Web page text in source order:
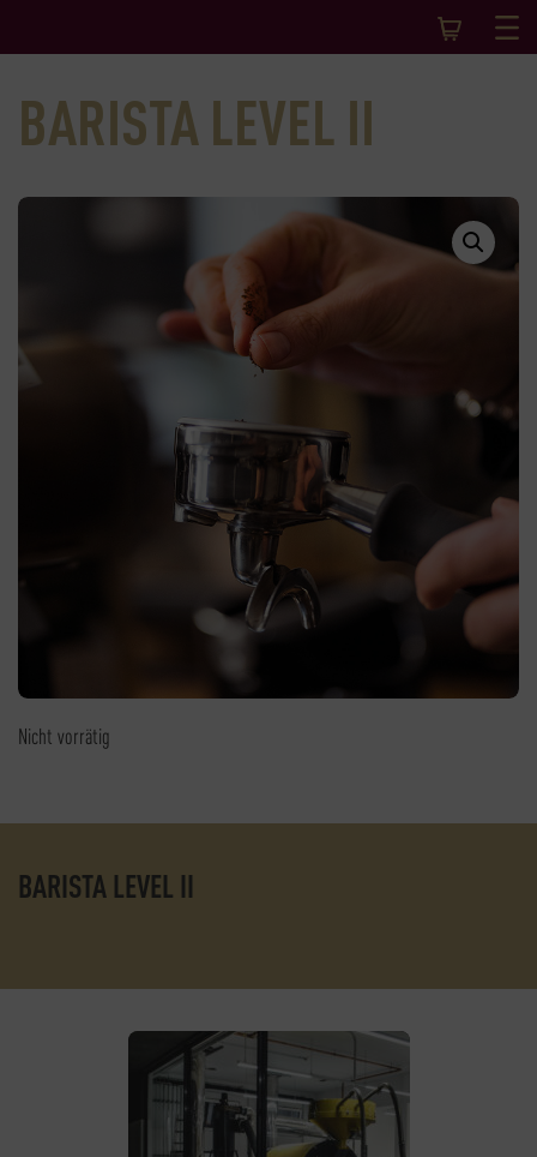
BARISTA LEVEL II
Nicht vorrätig
BARISTA LEVEL II